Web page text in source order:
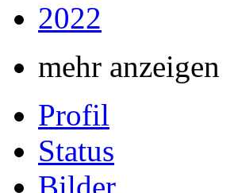
2022
mehr anzeigen
Profil
Status